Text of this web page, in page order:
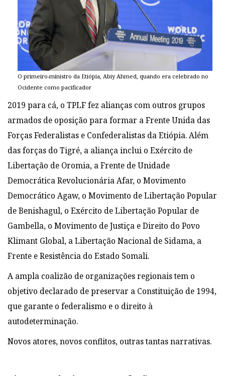
O primeiro-ministro da Etiópia, Abiy Ahmed, quando era celebrado no
Ocidente como pacificador
2019 para cá, o TPLF fez alianças com outros grupos
armados de oposição para formar a Frente Unida das
Forças Federalistas e Confederalistas da Etiópia. Além
das forças do Tigré, a aliança inclui o Exército de
Libertação de Oromia, a Frente de Unidade
Democrática Revolucionária Afar, o Movimento
Democrático Agaw, o Movimento de Libertação Popular
de Benishagul, o Exército de Libertação Popular de
Gambella, o Movimento de Justiça e Direito do Povo
Klimant Global, a Libertação Nacional de Sidama, a
Frente e Resistência do Estado Somali.
A ampla coalizão de organizações regionais tem o
objetivo declarado de preservar a Constituição de 1994,
que garante o federalismo e o direito à
autodeterminação.
Novos atores, novos conflitos, outras tantas narrativas.